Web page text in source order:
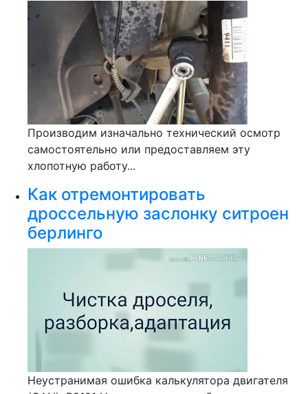
Производим изначально технический осмотр
самостоятельно или предоставляем эту
хлопотную работу...
Как отремонтировать
дроссельную заслонку ситроен
берлинго
Неустранимая ошибка калькулятора двигателя